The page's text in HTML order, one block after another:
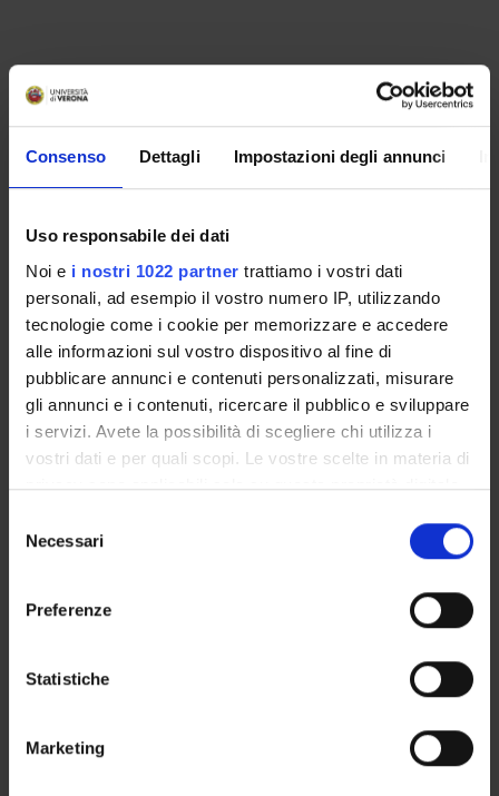
Consenso Dettagli Impostazioni degli annunci
Uso responsabile dei dati
Noi e i nostri 1022 partner trattiamo i vostri dati
personali, ad esempio il vostro numero IP, utilizzando
tecnologie come i cookie per memorizzare e accedere
alle informazioni sul vostro dispositivo al fine di
pubblicare annunci e contenuti personalizzati, misurare
gli annunci e i contenuti, ricercare il pubblico e sviluppare
i servizi. Avete la possibilità di scegliere chi utilizza i
vostri dati e per quali scopi. Le vostre scelte in materia di
privacy sono applicabili solo su questa proprietà digitale
modificare o revocare il proprio consenso in qualsiasi
momento dalla Dichiarazione sui cookie o facendo clic
raccogliere informazioni sulla tua posizione
geografica, con un'approssimazione di qualche
Identificare il tuo dispositivo, scansionandolo
delNecessari
Preferenze
Statistiche
Marketing
ORGANISATION
DEPARTMENT ADMINISTRATION OFFICES
STUDENT ADMINISTRATION OFFICES
DEPARTMENT FACILITIES
RESEARCH LABORATORIES
RESEARCH CENTRES